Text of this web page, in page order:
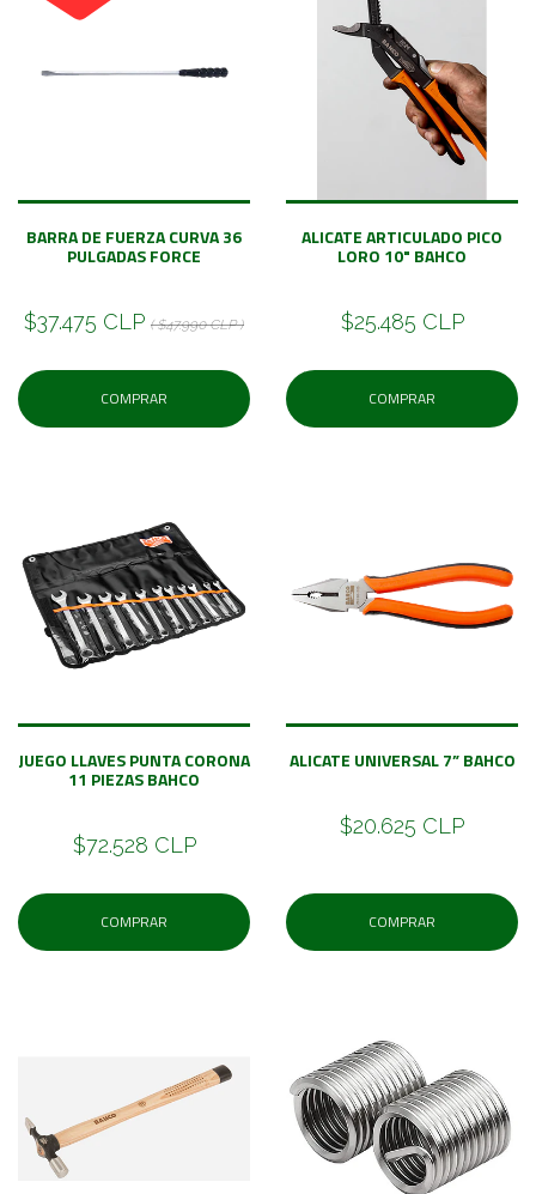
BARRA DE FUERZA CURVA 36
PULGADAS FORCE
$37.475 CLP ( $47.990 CLP )
COMPRAR
ALICATE ARTICULADO PICO
LORO 10" BAHCO
$25.485 CLP
COMPRAR
JUEGO LLAVES PUNTA CORONA
11 PIEZAS BAHCO
$72.528 CLP
COMPRAR
ALICATE UNIVERSAL 7” BAHCO
$20.625 CLP
COMPRAR